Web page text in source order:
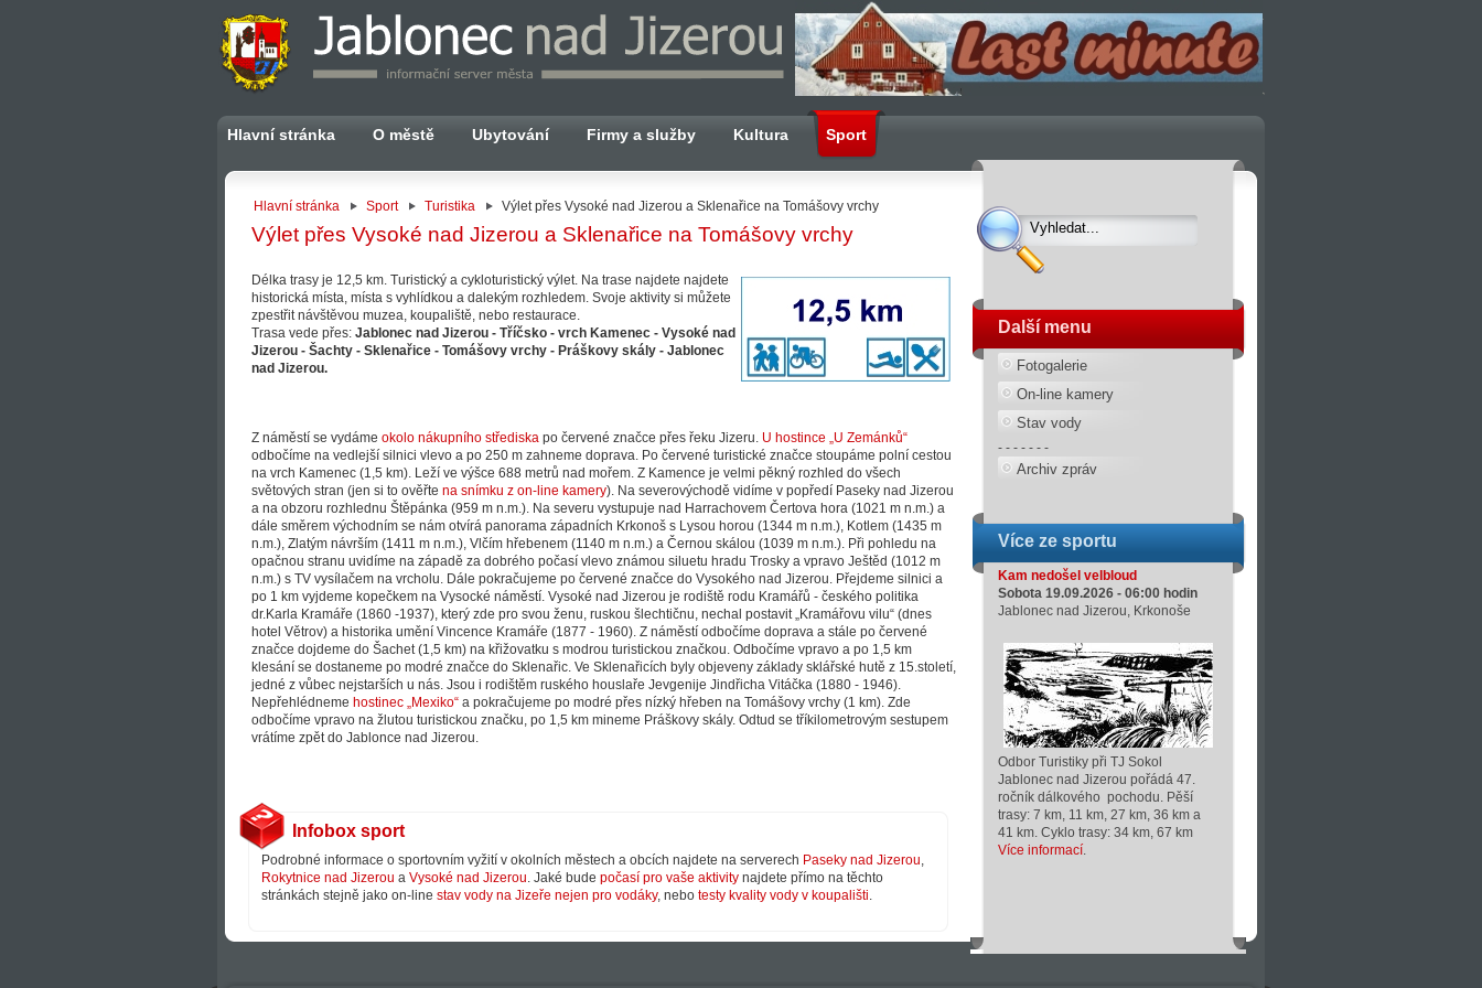
Hlavní stránka O městě Ubytování Firmy a služby Kultura Sport
Hlavní stránka Sport Turistika Výlet přes Vysoké nad Jizerou a Sklenařice na Tomášovy vrchy
Výlet přes Vysoké nad Jizerou a Sklenařice na Tomášovy vrchy
Délka trasy je 12,5 km. Turistický a cykloturistický výlet. Na trase najdete najdete
historická místa, místa s vyhlídkou a dalekým rozhledem. Svoje aktivity si můžete
zpestřit návštěvou muzea, koupaliště, nebo restaurace.
Trasa vede přes: Jablonec nad Jizerou - Tříčsko - vrch Kamenec - Vysoké nad
Jizerou - Šachty - Sklenařice - Tomášovy vrchy - Práškovy skály - Jablonec
nad Jizerou.
Z náměstí se vydáme okolo nákupního střediska po červené značce přes řeku Jizeru. U hostince „U Zemánků“
odbočíme na vedlejší silnici vlevo a po 250 m zahneme doprava. Po červené turistické značce stoupáme polní cestou
na vrch Kamenec (1,5 km). Leží ve výšce 688 metrů nad mořem. Z Kamence je velmi pěkný rozhled do všech
světových stran (jen si to ověřte na snímku z on-line kamery). Na severovýchodě vidíme v popředí Paseky nad Jizerou
a na obzoru rozhlednu Štěpánka (959 m n.m.). Na severu vystupuje nad Harrachovem Čertova hora (1021 m n.m.) a
dále směrem východním se nám otvírá panorama západních Krkonoš s Lysou horou (1344 m n.m.), Kotlem (1435 m
n.m.), Zlatým návrším (1411 m n.m.), Vlčím hřebenem (1140 m n.m.) a Černou skálou (1039 m n.m.). Při pohledu na
opačnou stranu uvidíme na západě za dobrého počasí vlevo známou siluetu hradu Trosky a vpravo Ještěd (1012 m
n.m.) s TV vysílačem na vrcholu. Dále pokračujeme po červené značce do Vysokého nad Jizerou. Přejdeme silnici a
po 1 km vyjdeme kopečkem na Vysocké náměstí. Vysoké nad Jizerou je rodiště rodu Kramářů - českého politika
dr.Karla Kramáře (1860 -1937), který zde pro svou ženu, ruskou šlechtičnu, nechal postavit „Kramářovu vilu“ (dnes
hotel Větrov) a historika umění Vincence Kramáře (1877 - 1960). Z náměstí odbočíme doprava a stále po červené
značce dojdeme do Šachet (1,5 km) na křižovatku s modrou turistickou značkou. Odbočíme vpravo a po 1,5 km
klesání se dostaneme po modré značce do Sklenařic. Ve Sklenařicích byly objeveny základy sklářské hutě z 15.století,
jedné z vůbec nejstarších u nás. Jsou i rodištěm ruského houslaře Jevgenije Jindřicha Vitáčka (1880 - 1946).
Nepřehlédneme hostinec „Mexiko“ a pokračujeme po modré přes nízký hřeben na Tomášovy vrchy (1 km). Zde
odbočíme vpravo na žlutou turistickou značku, po 1,5 km mineme Práškovy skály. Odtud se tříkilometrovým sestupem
vrátíme zpět do Jablonce nad Jizerou.
Infobox sport
Podrobné informace o sportovním vyžití v okolních městech a obcích najdete na serverech Paseky nad Jizerou,
Rokytnice nad Jizerou a Vysoké nad Jizerou. Jaké bude počasí pro vaše aktivity najdete přímo na těchto
stránkách stejně jako on-line stav vody na Jizeře nejen pro vodáky, nebo testy kvality vody v koupališti.
Další menu
Fotogalerie
On-line kamery
Stav vody
- - - - - - -
Archiv zpráv
Více ze sportu
Kam nedošel velbloud
Sobota 19.09.2026 - 06:00 hodin
Jablonec nad Jizerou, Krkonoše
Odbor Turistiky při TJ Sokol
Jablonec nad Jizerou pořádá 47.
ročník dálkového pochodu. Pěší
trasy: 7 km, 11 km, 27 km, 36 km a
41 km. Cyklo trasy: 34 km, 67 km
Více informací.